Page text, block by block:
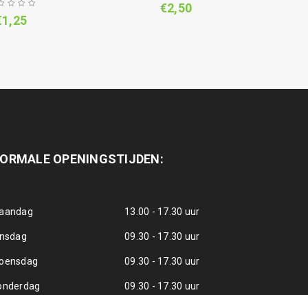
1,25
€2,50
OPENINGSTIJDEN:
13.00 - 17.30 uur
09.30 - 17.30 uur
09.30 - 17.30 uur
09.30 - 17.30 uur